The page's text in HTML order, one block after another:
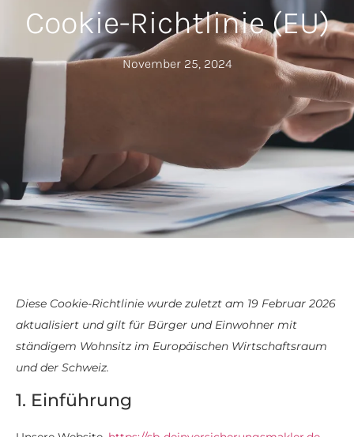
Cookie-Richtlinie (EU)
November 25, 2024
Diese Cookie-Richtlinie wurde zuletzt am 19 Februar 2026
aktualisiert und gilt für Bürger und Einwohner mit
ständigem Wohnsitz im Europäischen Wirtschaftsraum
und der Schweiz.
1. Einführung